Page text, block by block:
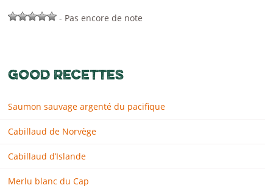
- Pas encore de note
GOOD RECETTES
Saumon sauvage argenté du pacifique
Cabillaud de Norvège
Cabillaud d’Islande
Merlu blanc du Cap